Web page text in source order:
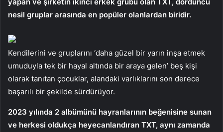
nesil gruplar arasında en popüler olanlardan biridir.
Kendilerini ve gruplarını ‘daha güzel bir yarın inşa etmek
umuduyla tek bir hayal altında bir araya gelen’ beş kişi
olarak tanıtan çocuklar, alandaki varlıklarını son derece
başarılı bir şekilde sürdürüyor.
2023 yılında 2 albümünü hayranlarının beğenisine sunan
ve herkesi oldukça heyecanlandıran TXT, aynı zamanda